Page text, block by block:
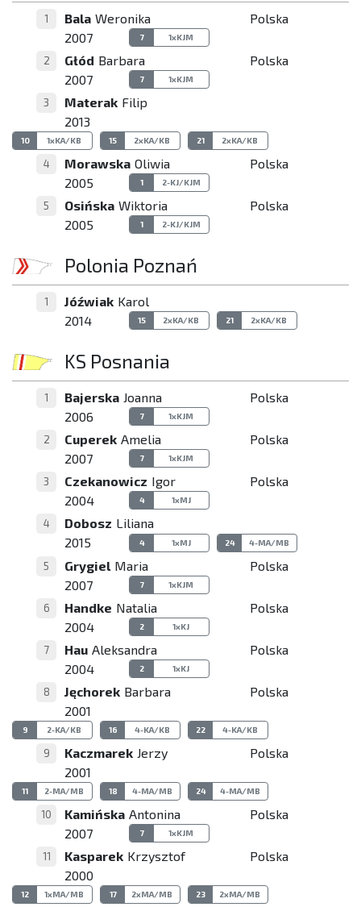
1 Bala Weronika
Polska
2007
7 1xKJM
2 Głód Barbara
Polska
2007
7 1xKJM
3 Materak Filip
2013
10 1xKA/KB 15 2xKA/KB 21 2xKA/KB
4 Morawska Oliwia
Polska
2005
1 2-KJ/KJM
5 Osińska Wiktoria
Polska
2005
1 2-KJ/KJM
Polonia Poznań
1 Jóźwiak Karol
2014
15 2xKA/KB 21 2xKA/KB
KS Posnania
1 Bajerska Joanna
Polska
2006
7 1xKJM
2 Cuperek Amelia
Polska
2007
7 1xKJM
3 Czekanowicz Igor
Polska
2004
4 1xMJ
4 Dobosz Liliana
2015
4 1xMJ 24 4-MA/MB
5 Grygiel Maria
Polska
2007
7 1xKJM
6 Handke Natalia
Polska
2004
2 1xKJ
7 Hau Aleksandra
Polska
2004
2 1xKJ
8 Jęchorek Barbara
Polska
2001
9 2-KA/KB 16 4-KA/KB 22 4-KA/KB
9 Kaczmarek Jerzy
Polska
2001
11 2-MA/MB 18 4-MA/MB 24 4-MA/MB
10 Kamińska Antonina
Polska
2007
7 1xKJM
11 Kasparek Krzysztof
Polska
2000
12 1xMA/MB 17 2xMA/MB 23 2xMA/MB